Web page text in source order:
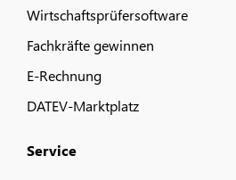
Wirtschaftsprüfersoftware
Fachkräfte gewinnen
E-Rechnung
DATEV-Marktplatz
Service